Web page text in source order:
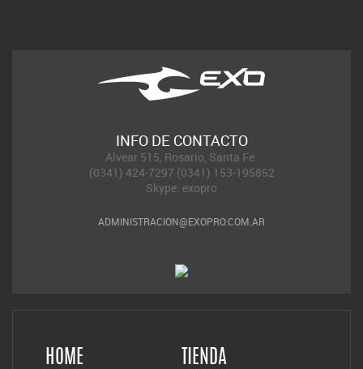
INFO DE CONTACTO
Alvear 515, Rosario, Santa Fe.
(0341) 424-7297 (0341) 153-195852
Skype: exopro
ADMINISTRACION@EXOPRO.COM.AR
HOME TIENDA